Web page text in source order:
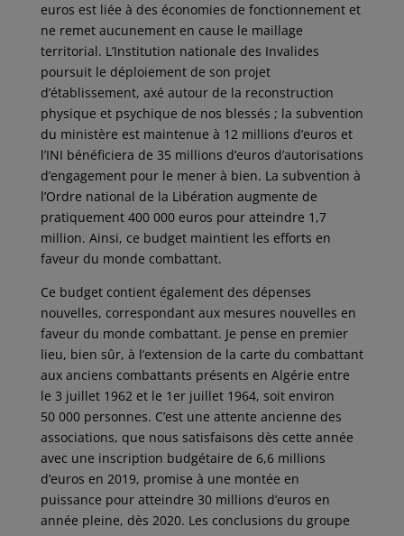
euros est liée à des économies de fonctionnement et
ne remet aucunement en cause le maillage
territorial. L’Institution nationale des Invalides
poursuit le déploiement de son projet
d’établissement, axé autour de la reconstruction
physique et psychique de nos blessés ; la subvention
du ministère est maintenue à 12 millions d’euros et
l’INI bénéficiera de 35 millions d’euros d’autorisations
d’engagement pour le mener à bien. La subvention à
l’Ordre national de la Libération augmente de
pratiquement 400 000 euros pour atteindre 1,7
million. Ainsi, ce budget maintient les efforts en
faveur du monde combattant.
Ce budget contient également des dépenses
nouvelles, correspondant aux mesures nouvelles en
faveur du monde combattant. Je pense en premier
lieu, bien sûr, à l’extension de la carte du combattant
aux anciens combattants présents en Algérie entre
le 3 juillet 1962 et le 1er juillet 1964, soit environ
50 000 personnes. C’est une attente ancienne des
associations, que nous satisfaisons dès cette année
avec une inscription budgétaire de 6,6 millions
d’euros en 2019, promise à une montée en
puissance pour atteindre 30 millions d’euros en
année pleine, dès 2020. Les conclusions du groupe